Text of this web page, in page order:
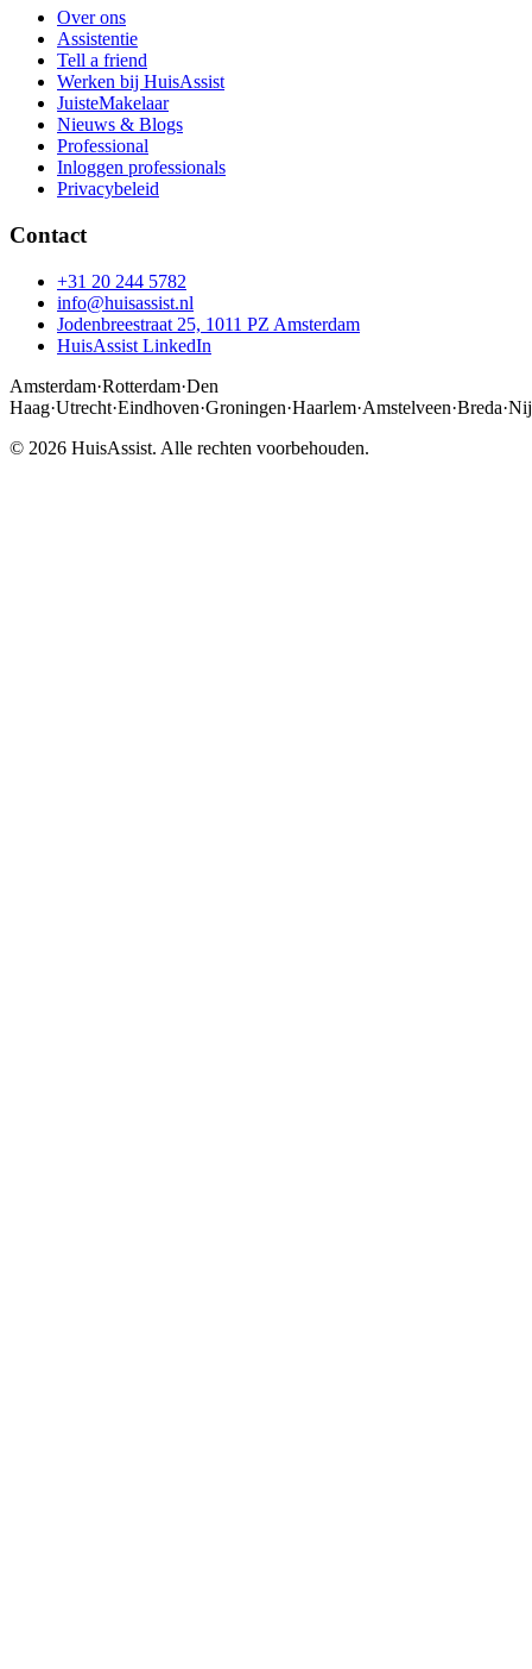
Over ons
Assistentie
Tell a friend
Werken bij HuisAssist
JuisteMakelaar
Nieuws & Blogs
Professional
Inloggen professionals
Privacybeleid
Contact
+31 20 244 5782
info@huisassist.nl
Jodenbreestraat 25, 1011 PZ Amsterdam
HuisAssist LinkedIn
Amsterdam·Rotterdam·Den
Haag·Utrecht·Eindhoven·Groningen·Haarlem·Amstelveen·Breda·
© 2026 HuisAssist. Alle rechten voorbehouden.